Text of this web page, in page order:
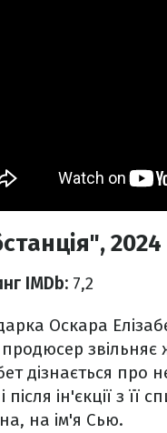
2024
IMDb: 7,2
Оскара
продюсер
дізнається
після ін'єкції з
на ім'я Сью.